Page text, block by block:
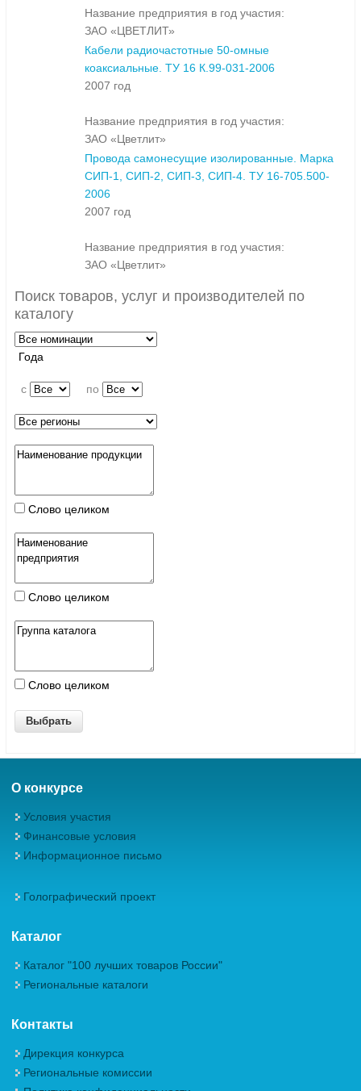
Название предприятия в год участия:
ЗАО «ЦВЕТЛИТ»
Кабели радиочастотные 50-омные
коаксиальные. ТУ 16 К.99-031-2006
2007 год
Название предприятия в год участия:
ЗАО «Цветлит»
Провода самонесущие изолированные. Марка
СИП-1, СИП-2, СИП-3, СИП-4. ТУ 16-705.500-
2006
2007 год
Название предприятия в год участия:
ЗАО «Цветлит»
Поиск товаров, услуг и производителей по
каталогу
Года
c по
Слово целиком
Слово целиком
Слово целиком
О конкурсе
Условия участия
Финансовые условия
Информационное письмо
Голографический проект
Каталог
Каталог "100 лучших товаров России"
Региональные каталоги
Контакты
Дирекция конкурса
Региональные комиссии